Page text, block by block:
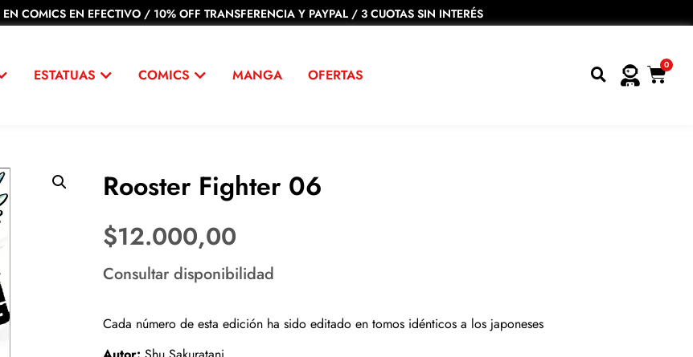
COMICS EN EFECTIVO / 10% OFF TRANSFERENCIA Y PAYPAL / 3 CUOTAS SIN INTERÉS
ESTATUAS COMICS MANGA OFERTAS
0
Rooster Fighter 06
$12.000,00
Consultar disponibilidad
Cada número de esta edición ha sido editado en tomos idénticos a los japoneses